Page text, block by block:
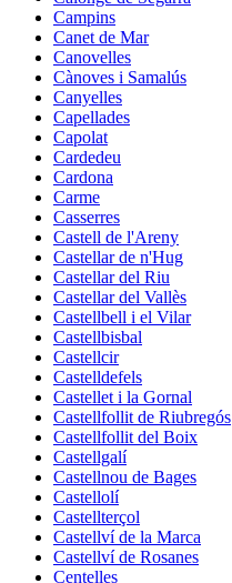
Campins
Canet de Mar
Canovelles
Cànoves i Samalús
Canyelles
Capellades
Capolat
Cardedeu
Cardona
Carme
Casserres
Castell de l'Areny
Castellar de n'Hug
Castellar del Riu
Castellar del Vallès
Castellbell i el Vilar
Castellbisbal
Castellcir
Castelldefels
Castellet i la Gornal
Castellfollit de Riubregós
Castellfollit del Boix
Castellgalí
Castellnou de Bages
Castellolí
Castellterçol
Castellví de la Marca
Castellví de Rosanes
Centelles